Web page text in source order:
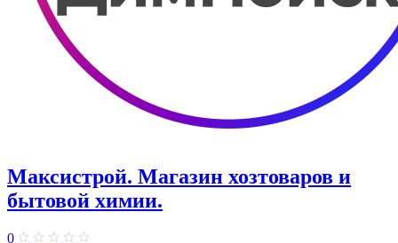
Максистрой. Магазин хозтоваров и
бытовой химии.
0